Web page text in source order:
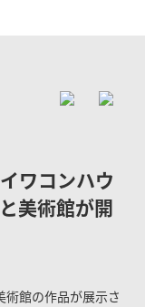
ワコンハウ
美術館が開
館の作品が展示さ